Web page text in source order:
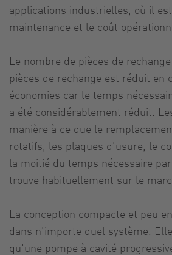
applications industrielles, où il
maintenance et le coût
Le nombre de pièces de
pièces de rechange est réduit
économies car le temps
a été considérablement réduit.
manière à ce que le
rotatifs, les plaques d'usure, le
la moitié du temps nécessaire
trouve habituellement sur le
La conception compacte et peu
dans n'importe quel système.
qu'une pompe à cavité